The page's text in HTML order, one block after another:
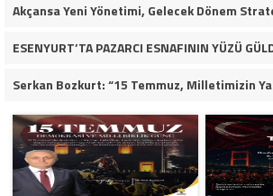
ESENYURT’TA PAZARCI ESNAFININ YÜZÜ